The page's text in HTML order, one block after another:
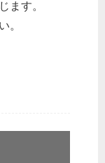
ます。
。